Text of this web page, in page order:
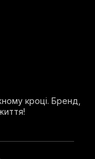
кроці. Бренд,